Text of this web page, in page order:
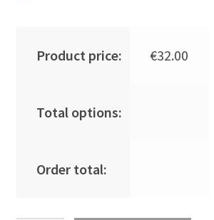
Product price: €32.00
Total options:
Order total: